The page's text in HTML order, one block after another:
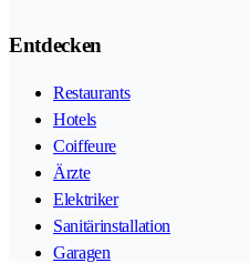
Entdecken
Restaurants
Hotels
Coiffeure
Ärzte
Elektriker
Sanitärinstallation
Garagen